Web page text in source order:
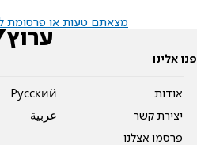
מצאתם טעות או פרסומת
פנו אלינו
אודות
יצירת קשר
פרסמו אצלנו
Pусский
عربية